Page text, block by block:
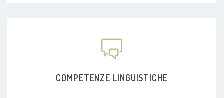
COMPETENZE LINGUISTICHE